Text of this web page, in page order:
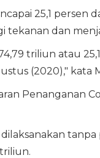
25,1 persen
dan
triliun atau
(2020)," kata
Penanganan